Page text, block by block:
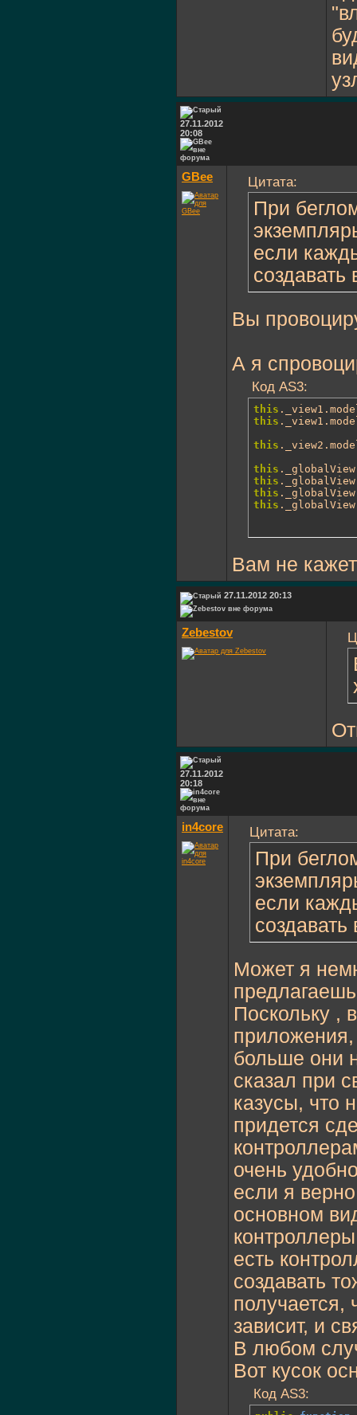
27.11.2012
20:08
GBee Цитата:
При
если
Вы
А я
Код AS3:
this
this
this
this
this
this
this
Вам не
27.11.2012 20:13
Zebestov
27.11.2012
20:18
in4core Цитата:
При
если
Может я
Поскольку ,
приложения,
больше они
сказал при
казусы, что
придется
очень
если я
основном
есть
создавать
получается,
зависит, и
В любом
Вот кусок
Код AS3: